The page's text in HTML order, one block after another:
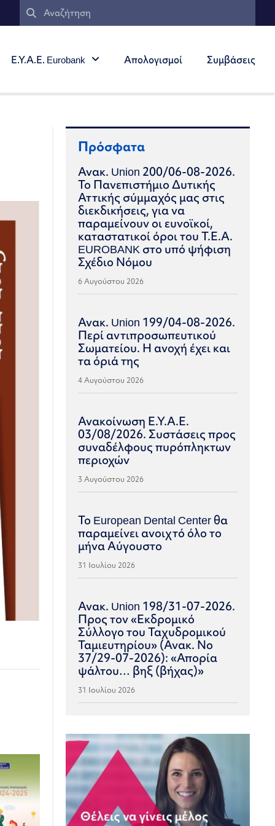
Ε.Υ.Α.Ε. Eurobank Απολογισμοί Συμβάσεις
Πρόσφατα
Ανακ. Union 200/06-08-2026.
Το Πανεπιστήμιο Δυτικής
Αττικής σύμμαχός μας στις
διεκδικήσεις, για να
παραμείνουν οι ευνοϊκοί,
καταστατικοί όροι του Τ.Ε.Α.
EUROBANK στο υπό ψήφιση
Σχέδιο Νόμου
6 Αυγούστου 2026
Ανακ. Union 199/04-08-2026.
Περί αντιπροσωπευτικού
Σωματείου. Η ανοχή έχει και
τα όριά της
4 Αυγούστου 2026
Ανακοίνωση Ε.Υ.Α.Ε.
03/08/2026. Συστάσεις προς
συναδέλφους πυρόπληκτων
περιοχών
3 Αυγούστου 2026
Το European Dental Center θα
παραμείνει ανοιχτό όλο το
μήνα Αύγουστο
31 Ιουλίου 2026
Ανακ. Union 198/31-07-2026.
Προς τον «Εκδρομικό
Σύλλογο του Ταχυδρομικού
Ταμιευτηρίου» (Ανακ. Νο
37/29-07-2026): «Απορία
ψάλτου… βηξ (βήχας)»
31 Ιουλίου 2026